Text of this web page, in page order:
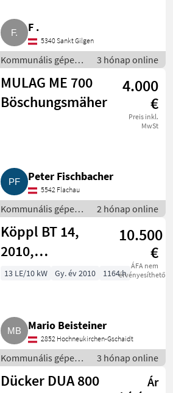
F .
5340 Sankt Gilgen
Kommunális gépek /
Rézsűkasza
3 hónap online
MULAG ME 700
Böschungsmäher
4.000
€
Preis inkl.
MwSt
Peter Fischbacher
5542 Flachau
Kommunális gépek /
Rézsűkasza
2 hónap online
Köppl BT 14,
2010,
Schlegelmäher
10.500
€
ÁFA nem
érvényesíthető
13 LE/10 kW Gy. év 2010 1164 h
Mario Beisteiner
2852 Hochneukirchen-Gschaidt
Kommunális gépek /
Rézsűkasza
3 hónap online
Dücker DUA 800
Ár